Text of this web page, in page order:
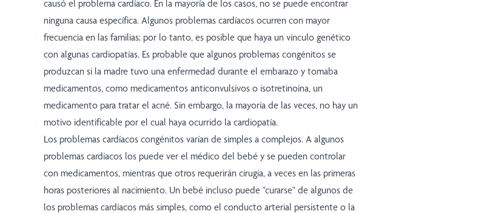
causó el problema cardíaco. En la mayoría de los casos, no se puede encontrar
ninguna causa específica. Algunos problemas cardíacos ocurren con mayor
frecuencia en las familias; por lo tanto, es posible que haya un vínculo genético
con algunas cardiopatías. Es probable que algunos problemas congénitos se
produzcan si la madre tuvo una enfermedad durante el embarazo y tomaba
medicamentos, como medicamentos anticonvulsivos o isotretinoína, un
medicamento para tratar el acné. Sin embargo, la mayoría de las veces, no hay un
motivo identificable por el cual haya ocurrido la cardiopatía.
Los problemas cardíacos congénitos varían de simples a complejos. A algunos
problemas cardíacos los puede ver el médico del bebé y se pueden controlar
con medicamentos, mientras que otros requerirán cirugía, a veces en las primeras
horas posteriores al nacimiento. Un bebé incluso puede "curarse" de algunos de
los problemas cardíacos más simples, como el conducto arterial persistente o la